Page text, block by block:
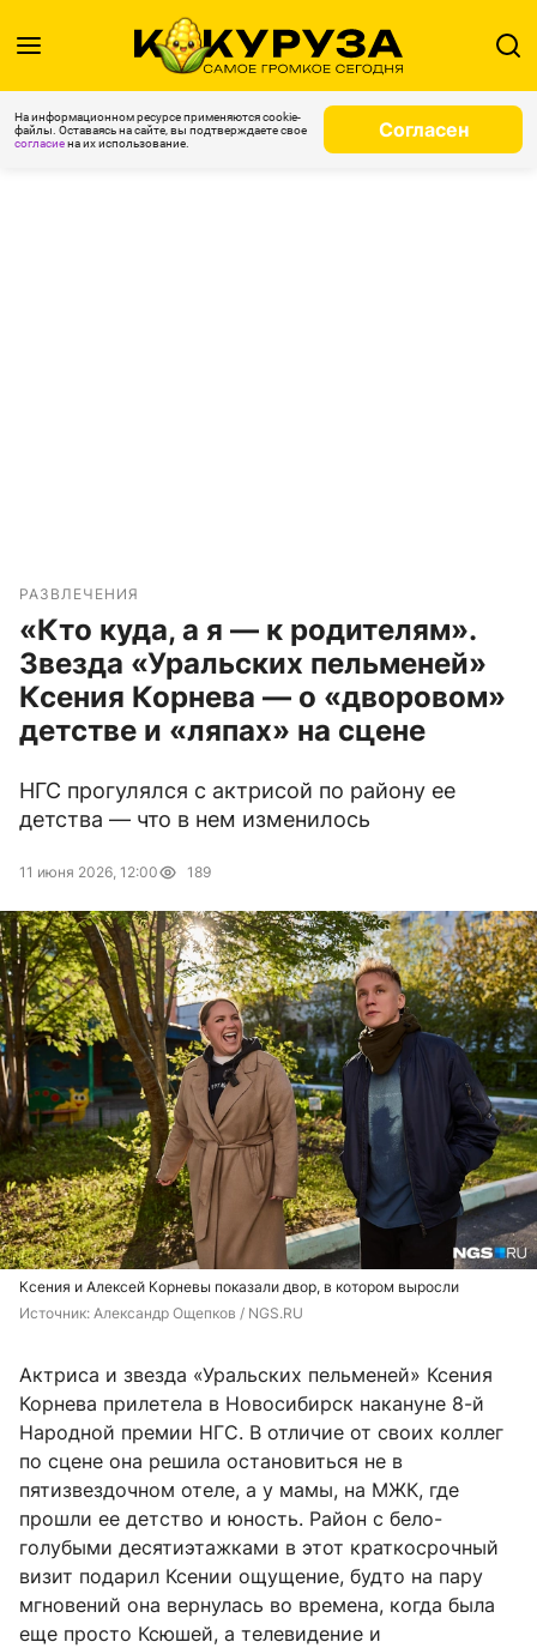
На информационном ресурсе применяются cookie-
файлы. Оставаясь на сайте, вы подтверждаете свое
согласиена их использование.
Согласен
РАЗВЛЕЧЕНИЯ
«Кто куда, а я — к родителям».
Звезда «Уральских пельменей»
Ксения Корнева — о «дворовом»
детстве и «ляпах» на сцене
НГС прогулялся с актрисой по району ее
детства — что в нем изменилось
11 июня 2026, 12:00 189
Ксения и Алексей Корневы показали двор, в котором выросли
Источник: Александр Ощепков / NGS.RU
Актриса и звезда «Уральских пельменей» Ксения
Корнева прилетела в Новосибирск накануне 8-й
Народной премии НГС. В отличие от своих коллег
по сцене она решила остановиться не в
пятизвездочном отеле, а у мамы, на МЖК, где
прошли ее детство и юность. Район с бело-
голубыми десятиэтажками в этот краткосрочный
визит подарил Ксении ощущение, будто на пару
мгновений она вернулась во времена, когда была
еще просто Ксюшей, а телевидение и